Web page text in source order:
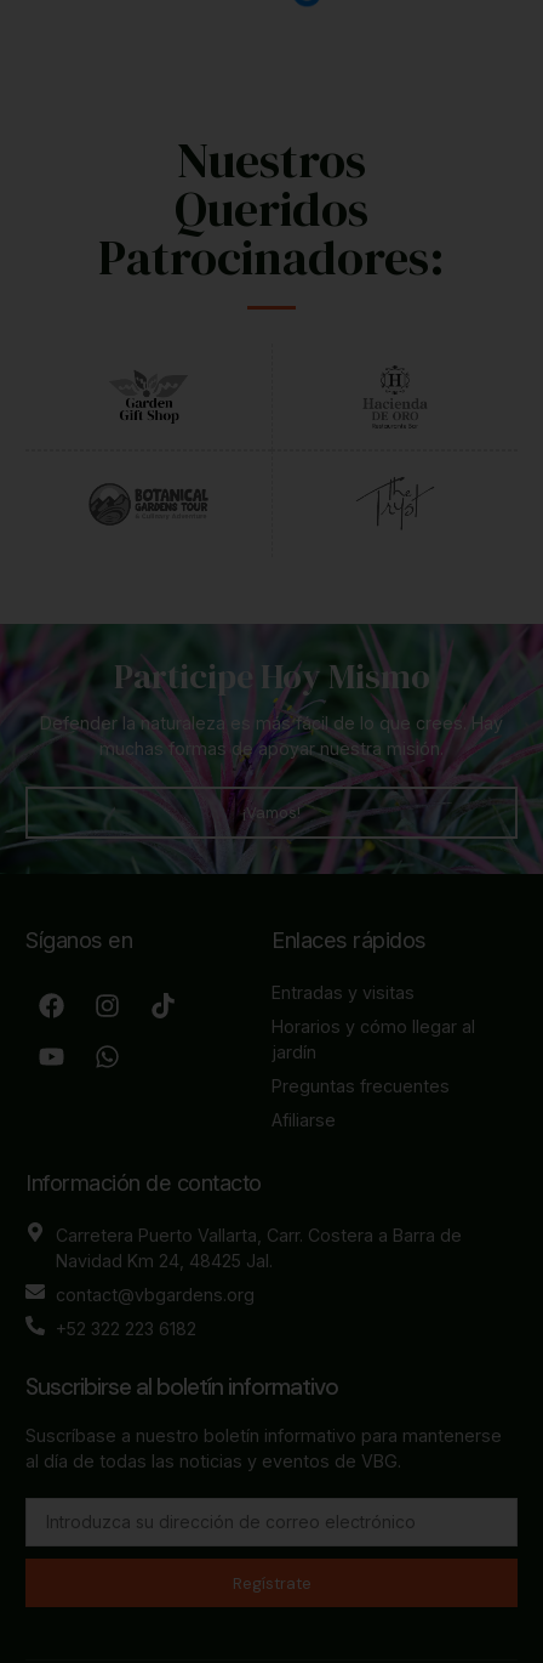
Nuestros
Queridos
Patrocinadores:
Participe Hoy Mismo
Defender la naturaleza es más fácil de lo que crees. Hay
muchas formas de apoyar nuestra misión.
¡Vamos!
Síganos en Enlaces rápidos
Entradas y visitas
Horarios y cómo llegar al
jardín
Preguntas frecuentes
Afiliarse
Información de contacto
Carretera Puerto Vallarta, Carr. Costera a Barra de
Navidad Km 24, 48425 Jal.
contact@vbgardens.org
+52 322 223 6182
Suscribirse al boletín informativo
Suscríbase a nuestro boletín informativo para mantenerse
al día de todas las noticias y eventos de VBG.
Regístrate